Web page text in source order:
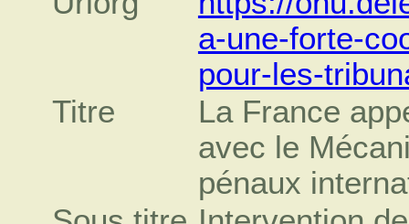
a-une-forte-
pour-les-
Titre
La France
avec le
pénaux